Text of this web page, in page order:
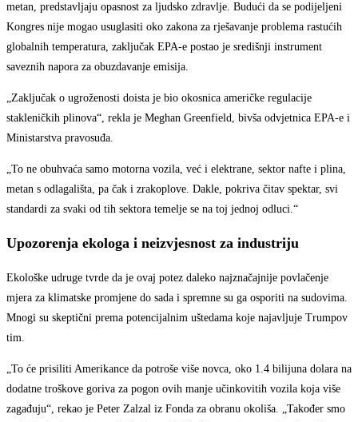
metan, predstavljaju opasnost za ljudsko zdravlje. Budući da se podijeljeni
Kongres nije mogao usuglasiti oko zakona za rješavanje problema rastućih
globalnih temperatura, zaključak EPA-e postao je središnji instrument
saveznih napora za obuzdavanje emisija.
„Zaključak o ugroženosti doista je bio okosnica američke regulacije
stakleničkih plinova“, rekla je Meghan Greenfield, bivša odvjetnica EPA-e i
Ministarstva pravosuđa.
„To ne obuhvaća samo motorna vozila, već i elektrane, sektor nafte i plina,
metan s odlagališta, pa čak i zrakoplove. Dakle, pokriva čitav spektar, svi
standardi za svaki od tih sektora temelje se na toj jednoj odluci.“
Upozorenja ekologa i neizvjesnost za industriju
Ekološke udruge tvrde da je ovaj potez daleko najznačajnije povlačenje
mjera za klimatske promjene do sada i spremne su ga osporiti na sudovima.
Mnogi su skeptični prema potencijalnim uštedama koje najavljuje Trumpov
tim.
„To će prisiliti Amerikance da potroše više novca, oko 1.4 bilijuna dolara na
dodatne troškove goriva za pogon ovih manje učinkovitih vozila koja više
zagađuju“, rekao je Peter Zalzal iz Fonda za obranu okoliša. „Također smo